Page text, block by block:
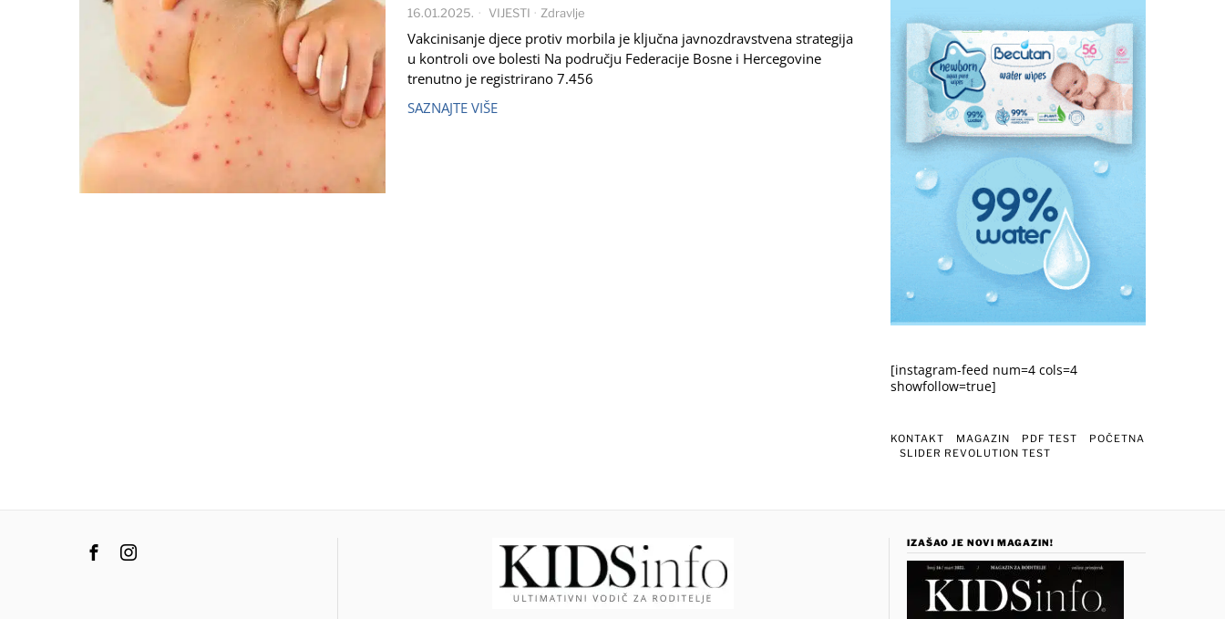
16.01.2025. VIJESTI · Zdravlje
Vakcinisanje djece protiv morbila je ključna javnozdravstvena strategija
u kontroli ove bolesti Na području Federacije Bosne i Hercegovine
trenutno je registrirano 7.456
SAZNAJTE VIŠE
[instagram-feed num=4 cols=4
showfollow=true]
KONTAKT MAGAZIN PDF TEST
POČETNA
SLIDER REVOLUTION TEST
IZAŠAO JE NOVI MAGAZIN!